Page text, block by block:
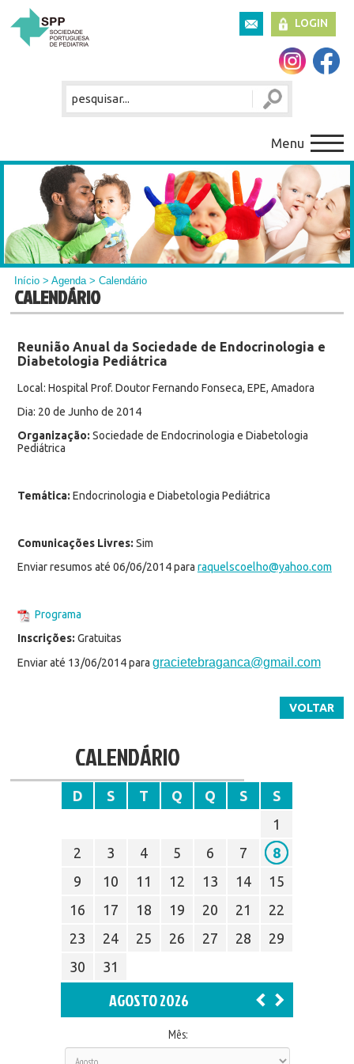
LOGIN
Menu
Início >Agenda> Calendário
CALENDÁRIO
Reunião Anual da Sociedade de Endocrinologia e
Diabetologia Pediátrica
Local: Hospital Prof. Doutor Fernando Fonseca, EPE, Amadora
Dia: 20 de Junho de 2014
Organização: Sociedade de Endocrinologia e Diabetologia
Pediátrica
Temática: Endocrinologia e Diabetologia Pediátrica
Comunicações Livres: Sim
Enviar resumos até 06/06/2014 para raquelscoelho@yahoo.com
Programa
Inscrições: Gratuitas
Enviar até 13/06/2014 para gracietebraganca@gmail.com
VOLTAR
CALENDÁRIO
D S T Q Q S
S
1
2
3 4 5 6 7
8
9
10 11 12 13 14
15
16
17 18 19 20 21
22
23
24 25 26 27 28
29
30
31
AGOSTO 2026
Mês: